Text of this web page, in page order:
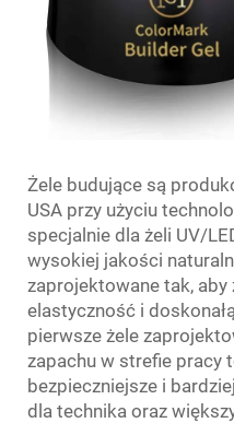
Żele budujące są
USA przy użyciu
specjalnie dla żeli UV/
wysokiej jakości
zaprojektowane tak,
elastyczność i
pierwsze żele
zapachu w strefie pracy
bezpieczniejsze i
dla technika oraz